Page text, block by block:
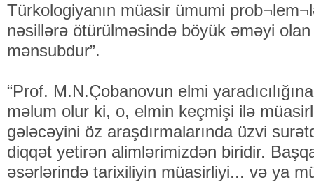
Türkologiyanın müasir ümumi
nəsillərə ötürülməsində böyük əməyi
mənsubdur”.
“Prof. M.N.Çobanovun elmi
məlum olur ki, o, elmin keçmişi ilə
gələcəyini öz araşdırmalarında üzvi
diqqət yetirən alimlərimizdən biridir.
əsərlərində tarixiliyin müasirliyi... və ya